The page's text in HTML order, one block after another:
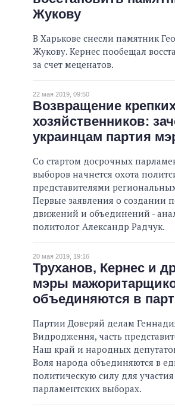
АРХИВНЫЕ
Жукову
В Харькове снесли памятник
Жукову. Кернес пообещал
за счет меценатов.
22 мая 2019, 09:50
Возвращение
хозяйственников:
украинцам партия
Со стартом досрочных
выборов начнется охота
представителями
Первые заявления о создании
движений и объединений -
политолог Александр Радчук.
20 мая 2019, 19:16
Труханов, Кернес и
мэры
объединяются в
Партии Доверяй делам
Видродження, часть
Наш край и народных
Воля народа объединяются в
политическую силу для
парламентских выборах.